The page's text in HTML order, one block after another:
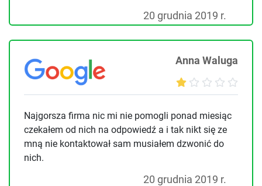
20 grudnia 2019 r.
Anna Waluga
Najgorsza firma nic mi nie pomogli ponad miesiąc
czekałem od nich na odpowiedź a i tak nikt się ze
mną nie kontaktował sam musiałem dzwonić do
nich.
20 grudnia 2019 r.